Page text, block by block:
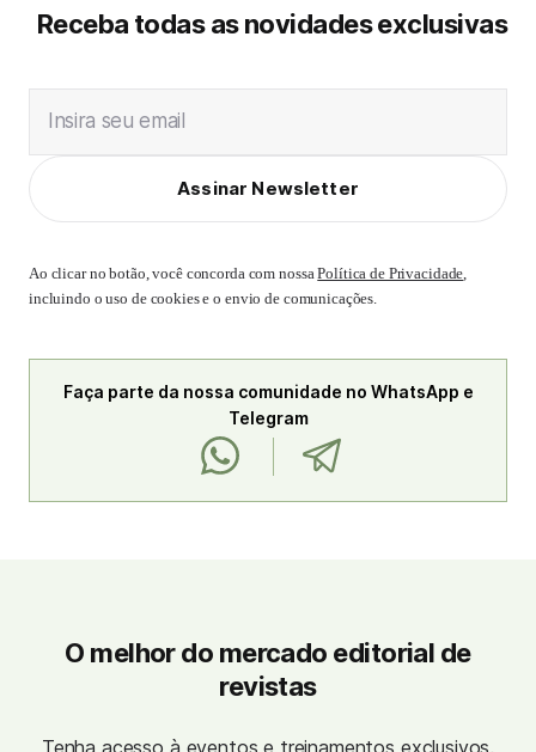
Receba todas as novidades exclusivas
Insira seu email
Assinar Newsletter
Ao clicar no botão, você concorda com nossaPolítica de Privacidade,
incluindo o uso de cookies e o envio de comunicações.
Faça parte da nossa comunidade no WhatsApp e
Telegram
O melhor do mercado editorial de
revistas
Tenha acesso à eventos e treinamentos exclusivos,